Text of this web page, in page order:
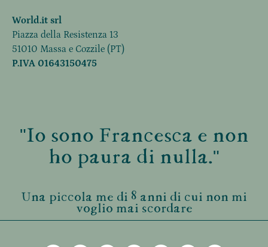
World.it srl
Piazza della Resistenza 13
51010 Massa e Cozzile (PT)
P.IVA 01643150475
"Io sono Francesca e non
ho paura di nulla."
Una piccola me di 8 anni di cui non mi
voglio mai scordare